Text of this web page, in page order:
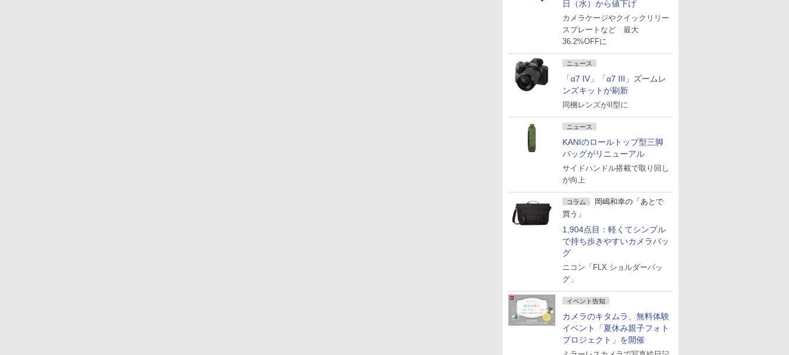
日（水）から値下げ
カメラケージやクイックリリー
スプレートなど 最大
36.2%OFFに
ニュース
「α7 IV」「α7 III」ズームレ
ンズキットが刷新
同梱レンズがII型に
ニュース
KANIのロールトップ型三脚
バッグがリニューアル
サイドハンドル搭載で取り回し
が向上
コラム
岡嶋和幸の「あとで
買う」
1,904点目：軽くてシンプル
で持ち歩きやすいカメラバッ
グ
ニコン「FLX ショルダーバッ
グ」
イベント告知
カメラのキタムラ、無料体験
イベント「夏休み親子フォト
プロジェクト」を開催